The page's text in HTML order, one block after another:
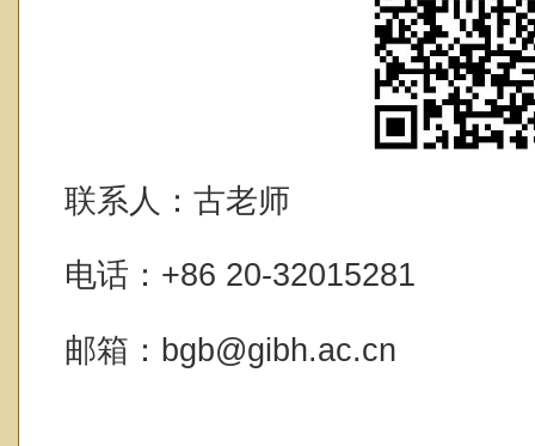
联系人：古老师
电话：+86 20-32015281
邮箱：bgb@gibh.ac.cn